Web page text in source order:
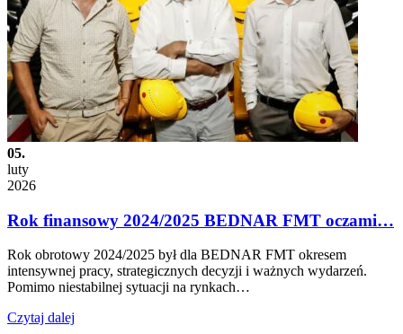
05.
luty
2026
Rok finansowy 2024/2025 BEDNAR FMT oczami…
Rok obrotowy 2024/2025 był dla BEDNAR FMT okresem
intensywnej pracy, strategicznych decyzji i ważnych wydarzeń.
Pomimo niestabilnej sytuacji na rynkach…
Czytaj dalej